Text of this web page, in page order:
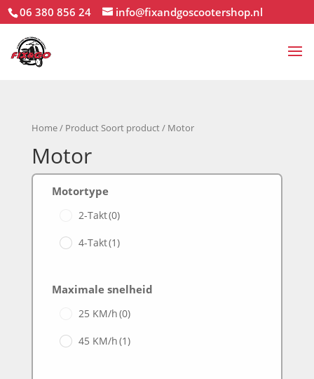
06 380 856 24 info@fixandgoscootershop.nl
Home/ Product Soort product / Motor
Motor
Motortype
2-Takt(0)
4-Takt(1)
Maximale snelheid
25 KM/h(0)
45 KM/h(1)